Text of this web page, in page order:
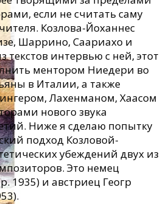
если не считать саму
Козлова-Йоханнес
Шаррино, Саариахо и
текстов интервью с ней, этот
ментором Ниедери во
в Италии, а также
Лахенманом, Хаасом
нового звука
Ниже я сделаю попытку
подход Козловой-
убеждений двух из
Это немец
1935) и австриец Геогр